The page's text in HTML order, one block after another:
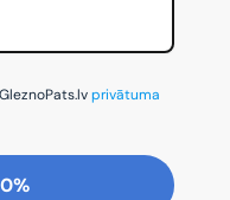
privātuma